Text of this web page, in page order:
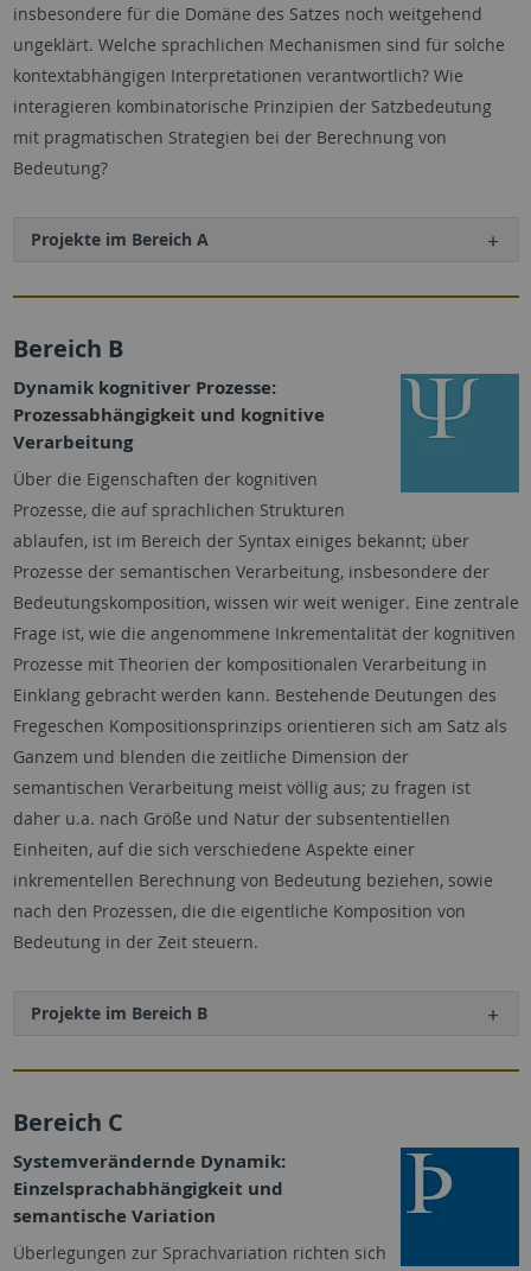
insbesondere für die Domäne des Satzes noch weitgehend
ungeklärt. Welche sprachlichen Mechanismen sind für solche
kontextabhängigen Interpretationen verantwortlich? Wie
interagieren kombinatorische Prinzipien der Satzbedeutung
mit pragmatischen Strategien bei der Berechnung von
Bedeutung?
Projekte im Bereich A
Bereich B
Dynamik kognitiver Prozesse:
Prozessabhängigkeit und kognitive
Verarbeitung
Über die Eigenschaften der kognitiven
Prozesse, die auf sprachlichen Strukturen
ablaufen, ist im Bereich der Syntax einiges bekannt; über
Prozesse der semantischen Verarbeitung, insbesondere der
Bedeutungskomposition, wissen wir weit weniger. Eine zentrale
Frage ist, wie die angenommene Inkrementalität der kognitiven
Prozesse mit Theorien der kompositionalen Verarbeitung in
Einklang gebracht werden kann. Bestehende Deutungen des
Fregeschen Kompositionsprinzips orientieren sich am Satz als
Ganzem und blenden die zeitliche Dimension der
semantischen Verarbeitung meist völlig aus; zu fragen ist
daher u.a. nach Größe und Natur der subsententiellen
Einheiten, auf die sich verschiedene Aspekte einer
inkrementellen Berechnung von Bedeutung beziehen, sowie
nach den Prozessen, die die eigentliche Komposition von
Bedeutung in der Zeit steuern.
Projekte im Bereich B
Bereich C
Systemverändernde Dynamik:
Einzelsprachabhängigkeit und
semantische Variation
Überlegungen zur Sprachvariation richten sich